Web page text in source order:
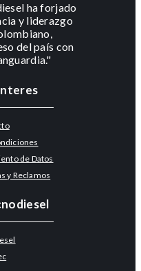
ha forjado
y liderazgo
del país con
de Datos
y Reclamos